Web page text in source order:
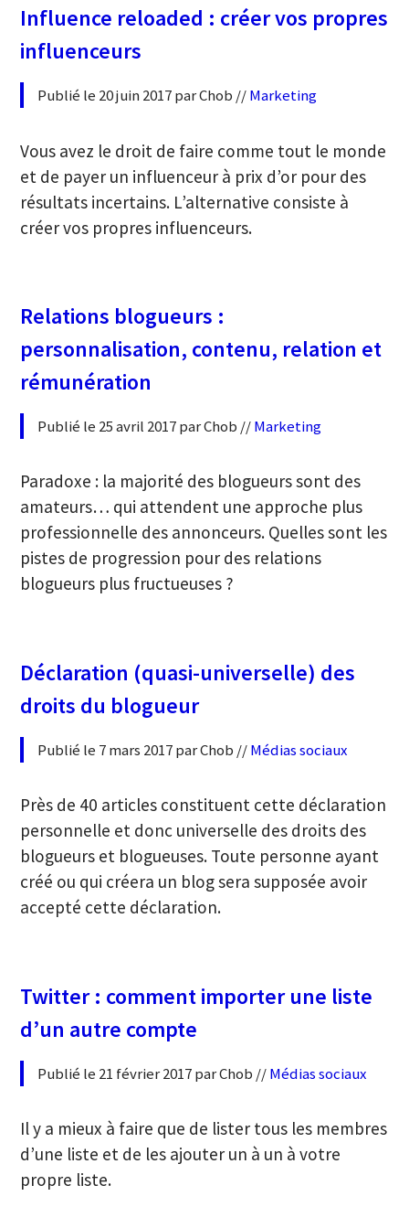
Influence reloaded : créer vos propres
influenceurs
Publié le 20 juin 2017 par Chob //Marketing
Vous avez le droit de faire comme tout le monde
et de payer un influenceur à prix d’or pour des
résultats incertains. L’alternative consiste à
créer vos propres influenceurs.
Relations blogueurs :
personnalisation, contenu, relation et
rémunération
Publié le 25 avril 2017 par Chob //Marketing
Paradoxe : la majorité des blogueurs sont des
amateurs… qui attendent une approche plus
professionnelle des annonceurs. Quelles sont les
pistes de progression pour des relations
blogueurs plus fructueuses ?
Déclaration (quasi-universelle) des
droits du blogueur
Publié le 7 mars 2017 par Chob //Médias sociaux
Près de 40 articles constituent cette déclaration
personnelle et donc universelle des droits des
blogueurs et blogueuses. Toute personne ayant
créé ou qui créera un blog sera supposée avoir
accepté cette déclaration.
Twitter : comment importer une liste
d’un autre compte
Publié le 21 février 2017 par Chob //Médias sociaux
Il y a mieux à faire que de lister tous les membres
d’une liste et de les ajouter un à un à votre
propre liste.